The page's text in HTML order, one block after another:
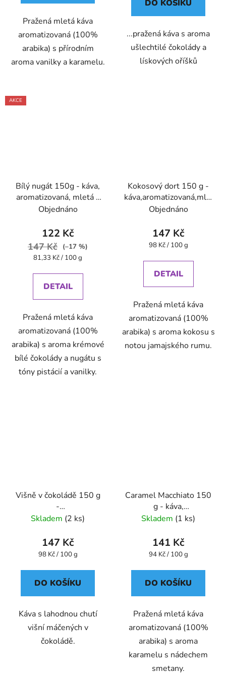
Pražená mletá káva
aromatizovaná (100%
arabika) s přírodním
aroma vanilky a karamelu.
DO KOŠÍKU
...pražená káva s aroma
ušlechtilé čokolády a
lískových oříšků
AKCE
Bílý nugát 150g - káva,
aromatizovaná, mletá -
Oxalis
Objednáno
122 Kč
147 Kč
(–17 %)
Měrná
81,33 Kč / 100 g
DETAIL
Pražená mletá káva
aromatizovaná (100%
arabika) s aroma krémové
bílé čokolády a nugátu s
tóny pistácií a vanilky.
Kokosový dort 150 g -
káva,aromatizovaná,mletá
- Oxalis
Objednáno
147 Kč
Měrná
98 Kč / 100 g
DETAIL
Pražená mletá káva
aromatizovaná (100%
arabika) s aroma kokosu s
notou jamajského rumu.
Višně v čokoládě 150 g
-
káva,aromatizovaná,mletá
Skladem (2 ks)
147 Kč
Měrná
98 Kč / 100 g
DO KOŠÍKU
Káva s lahodnou chutí
višní máčených v
čokoládě.
Caramel Macchiato 150
g - káva,
aromatizovaná,mletá -
Skladem (1 ks)
141 Kč
Měrná
94 Kč / 100 g
DO KOŠÍKU
Pražená mletá káva
aromatizovaná (100%
arabika) s aroma
karamelu s nádechem
smetany.